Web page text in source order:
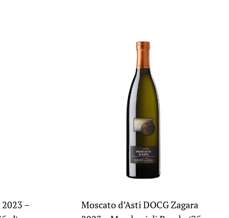
2023 –
Moscato d’Asti DOCG Zagara